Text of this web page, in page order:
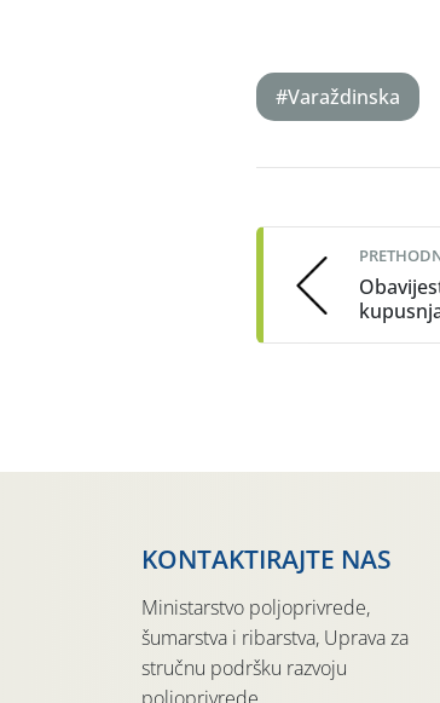
#Varaždinska
navigation
KONTAKTIRAJTE NAS
Ministarstvo poljoprivrede,
šumarstva i ribarstva, Uprava za
stručnu podršku razvoju